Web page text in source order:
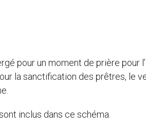
pour un moment de prière pour
la sanctification des prêtres, le
inclus dans ce schéma.